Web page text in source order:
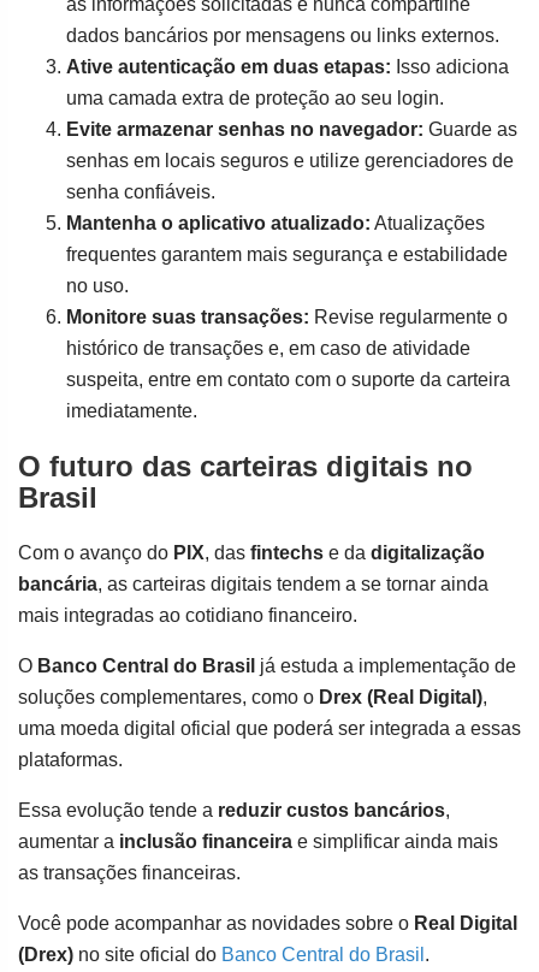
as informações solicitadas e nunca compartilhe
dados bancários por mensagens ou links externos.
Ative autenticação em duas etapas: Isso adiciona
uma camada extra de proteção ao seu login.
Evite armazenar senhas no navegador: Guarde as
senhas em locais seguros e utilize gerenciadores de
senha confiáveis.
Mantenha o aplicativo atualizado: Atualizações
frequentes garantem mais segurança e estabilidade
no uso.
Monitore suas transações: Revise regularmente o
histórico de transações e, em caso de atividade
suspeita, entre em contato com o suporte da carteira
imediatamente.
O futuro das carteiras digitais no
Brasil
Com o avanço do PIX, das fintechs e da digitalização
bancária, as carteiras digitais tendem a se tornar ainda
mais integradas ao cotidiano financeiro.
O Banco Central do Brasil já estuda a implementação de
soluções complementares, como o Drex (Real Digital),
uma moeda digital oficial que poderá ser integrada a essas
plataformas.
Essa evolução tende a reduzir custos bancários,
aumentar a inclusão financeira e simplificar ainda mais
as transações financeiras.
Você pode acompanhar as novidades sobre o Real Digital
(Drex) no site oficial do Banco Central do Brasil .